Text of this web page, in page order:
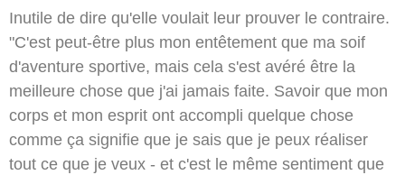
Inutile de dire qu'elle voulait leur prouver le contraire.
"C'est peut-être plus mon entêtement que ma soif
d'aventure sportive, mais cela s'est avéré être la
meilleure chose que j'ai jamais faite. Savoir que mon
corps et mon esprit ont accompli quelque chose
comme ça signifie que je sais que je peux réaliser
tout ce que je veux - et c'est le même sentiment que